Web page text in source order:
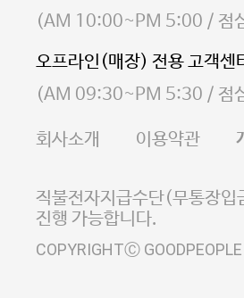
소재지 서울특별시 마포구
통신판매업 신고번호
사업자등록번호 105-81-
E-MAIL
사업자정보확인
이
(AM 10:00~PM 5:00 / 점
오프라인(매장) 전용 고객센
(AM 09:30~PM 5:30 / 점
회사소개 이용약관
직불전자지급수단(무통장입
진행 가능합니다.
COPYRIGHTⒸ